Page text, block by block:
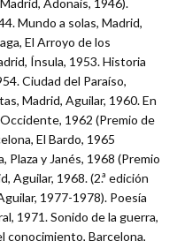
Adonais, 1946).
Mundo a solas, Madrid,
El Arroyo de los
Ínsula, 1953. Historia
Ciudad del Paraíso,
Madrid, Aguilar, 1960. En
1962 (Premio de
El Bardo, 1965
Plaza y Janés, 1968 (Premio
Aguilar, 1968. (2.ª edición
1977-1978). Poesía
1971. Sonido de la guerra,
conocimiento, Barcelona,